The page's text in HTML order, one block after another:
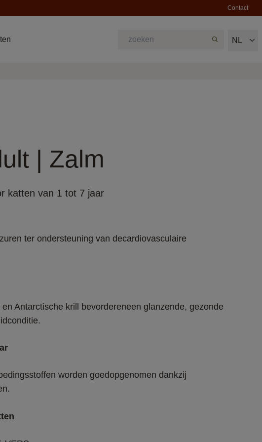
Contact
NL
| Zalm
katten van 1 tot 7 jaar
ter ondersteuning van decardiovasculaire
Antarctische krill bevordereneen glanzende, gezonde
worden goedopgenomen dankzij